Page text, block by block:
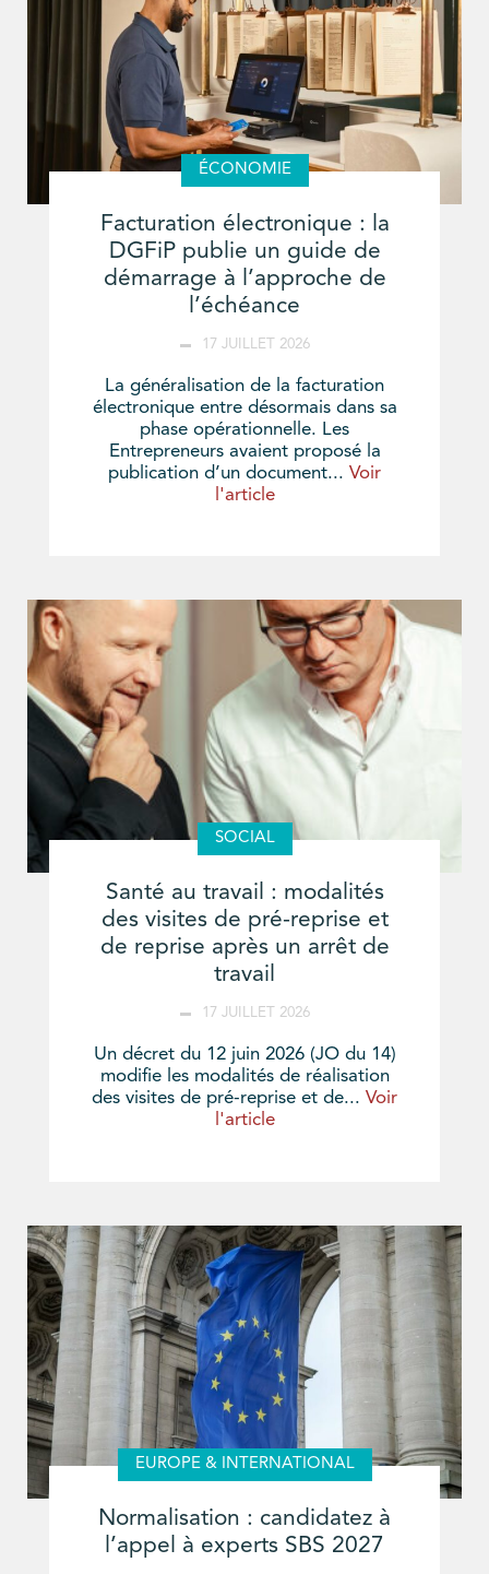
ÉCONOMIE
Facturation électronique : la
DGFiP publie un guide de
démarrage à l’approche de
l’échéance
17 JUILLET 2026
La généralisation de la facturation
électronique entre désormais dans sa
phase opérationnelle. Les
Entrepreneurs avaient proposé la
publication d’un document... Voir
l'article
SOCIAL
Santé au travail : modalités
des visites de pré-reprise et
de reprise après un arrêt de
travail
17 JUILLET 2026
Un décret du 12 juin 2026 (JO du 14)
modifie les modalités de réalisation
des visites de pré-reprise et de... Voir
l'article
EUROPE & INTERNATIONAL
Normalisation : candidatez à
l’appel à experts SBS 2027